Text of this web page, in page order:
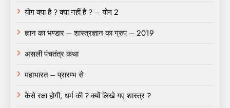
योग क्या है ? क्या नहीं है ? – योग 2
ज्ञान का भण्डार – शास्त्रज्ञान का ग्रुप – 2019
असली पंचतंत्र कथा
महाभारत – प्रारम्भ से
कैसे रक्षा होगी, धर्म की ? क्यों लिखे गए शास्त्र ?